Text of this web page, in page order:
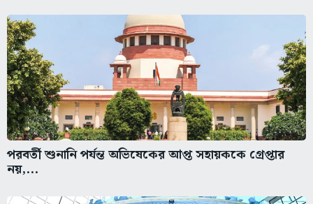
পরবর্তী শুনানি পর্যন্ত অভিষেকের আপ্ত সহায়ককে গ্রেপ্তার
নয়,...